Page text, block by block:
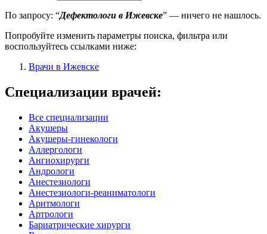
По запросу: “Дефектологи в Ижевске” — ничего не нашлось.
Попробуйте изменить параметры поиска, фильтра или
воспользуйтесь ссылками ниже:
Врачи в Ижевске
Специализации врачей:
Все специализации
Акушеры
Акушеры-гинекологи
Аллергологи
Ангиохирурги
Андрологи
Анестезиологи
Анестезиологи-реаниматологи
Аритмологи
Артрологи
Бариатрические хирурги